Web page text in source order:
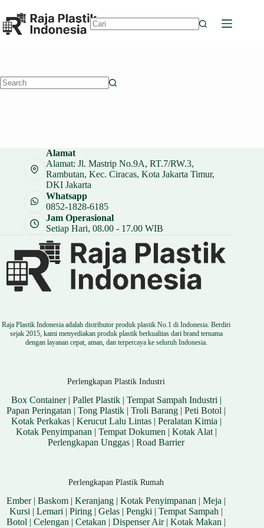
to
content
Alamat
Alamat: Jl. Mastrip No.9A, RT.7/RW.3,
Rambutan, Kec. Ciracas, Kota Jakarta Timur,
DKI Jakarta
Whatsapp
0852-1828-6185
Jam Operasional
Setiap Hari, 08.00 - 17.00 WIB
Raja Plastik Indonesia adalah distributor produk plastik No.1 di Indonesia. Berdiri
sejak 2015, kami menyediakan produk plastik berkualitas dari brand ternama
dengan layanan cepat, aman, dan terpercaya ke seluruh Indonesia.
Perlengkapan Plastik Industri
Box Container| Pallet Plastik| Tempat Sampah Industri |
Papan Peringatan |Tong Plastik |Troli Barang |Peti Botol |
Kotak Perkakas| Kerucut Lalu Lintas| Peralatan Kimia |
Kotak Penyimpanan | Tempat Dokumen | Kotak Alat|
Perlengkapan Unggas |Road Barrier
Perlengkapan Plastik Rumah
Ember|Baskom |Keranjang |Kotak Penyimpanan |Meja |
Kursi |Lemari |Piring |Gelas |Pengki |Tempat Sampah |
Botol |Celengan |Cetakan |Dispenser Air|Kotak Makan |